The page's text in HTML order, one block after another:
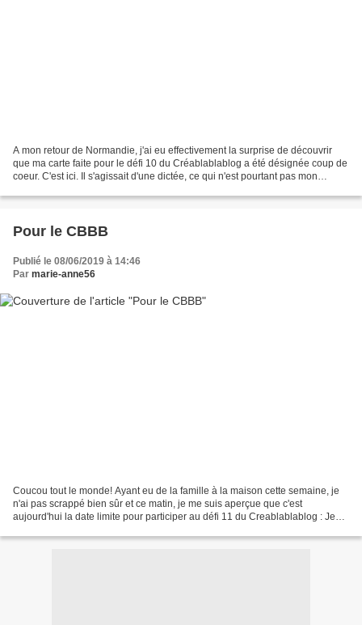
A mon retour de Normandie, j'ai eu effectivement la surprise de découvrir
que ma carte faite pour le défi 10 du Créablablablog a été désignée coup de
coeur. C'est ici. Il s'agissait d'une dictée, ce qui n'est pourtant pas mon
Pour le CBBB
Publié le 08/06/2019 à 14:46
Par marie-anne56
Coucou tout le monde! Ayant eu de la famille à la maison cette semaine, je
n'ai pas scrappé bien sûr et ce matin, je me suis aperçue que c'est
aujourd'hui la date limite pour participer au défi 11 du Creablablablog : Je